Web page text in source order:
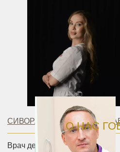
СИВОРАКША ЮЛИЯ
Врач дерматолог-косметолог,
О НАС